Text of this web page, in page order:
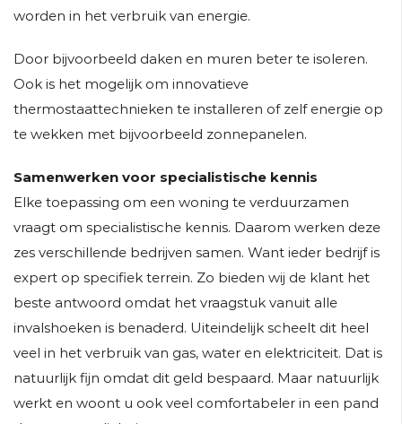
worden in het verbruik van energie.
Door bijvoorbeeld daken en muren beter te isoleren.
Ook is het mogelijk om innovatieve
thermostaattechnieken te installeren of zelf energie op
te wekken met bijvoorbeeld zonnepanelen.
Samenwerken voor specialistische kennis
Elke toepassing om een woning te verduurzamen
vraagt om specialistische kennis. Daarom werken deze
zes verschillende bedrijven samen. Want ieder bedrijf is
expert op specifiek terrein. Zo bieden wij de klant het
beste antwoord omdat het vraagstuk vanuit alle
invalshoeken is benaderd. Uiteindelijk scheelt dit heel
veel in het verbruik van gas, water en elektriciteit. Dat is
natuurlijk fijn omdat dit geld bespaard. Maar natuurlijk
werkt en woont u ook veel comfortabeler in een pand